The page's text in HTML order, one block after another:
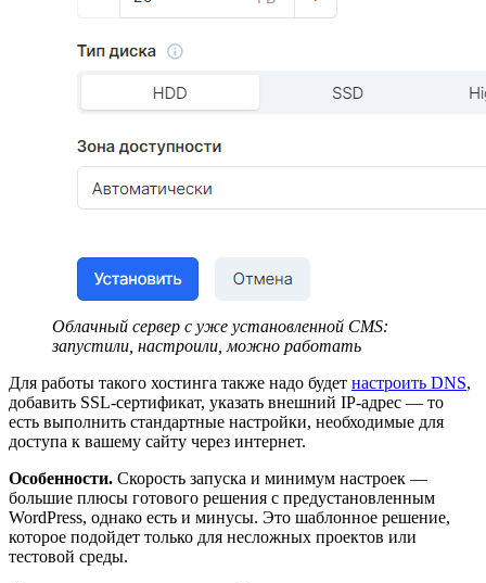
Облачный сервер с уже установленной CMS:
запустили, настроили, можно работать
Для работы такого хостинга также надо будет настроить DNS,
добавить SSL-сертификат, указать внешний IP-адрес — то
есть выполнить стандартные настройки, необходимые для
доступа к вашему сайту через интернет.
Особенности. Скорость запуска и минимум настроек —
большие плюсы готового решения с предустановленным
WordPress, однако есть и минусы. Это шаблонное решение,
которое подойдет только для несложных проектов или
тестовой среды.